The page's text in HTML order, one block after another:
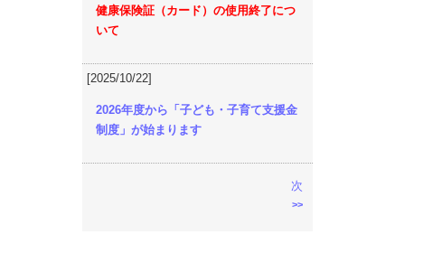
健康保険証（カード）の使用終了につ
いて
[2025/10/22]
2026年度から「子ども・子育て支援金
制度」が始まります
次
>>